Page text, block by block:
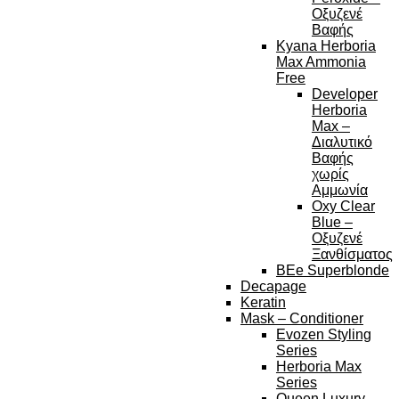
Οξυζενέ
Βαφής
Kyana Herboria
Max Ammonia
Free
Developer
Herboria
Max –
Διαλυτικό
Βαφής
χωρίς
Αμμωνία
Oxy Clear
Blue –
Οξυζενέ
Ξανθίσματος
BEe Superblonde
Decapage
Keratin
Mask – Conditioner
Evozen Styling
Series
Herboria Max
Series